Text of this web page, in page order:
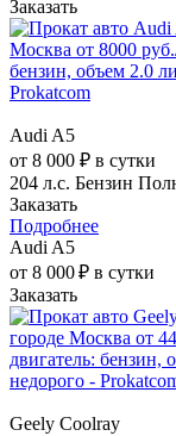
Заказать
Audi A5
от 8 000 ₽ в сутки
204 л.с. Бензин
Заказать
Подробнее
Audi A5
от 8 000 ₽ в сутки
Заказать
Geely Coolray